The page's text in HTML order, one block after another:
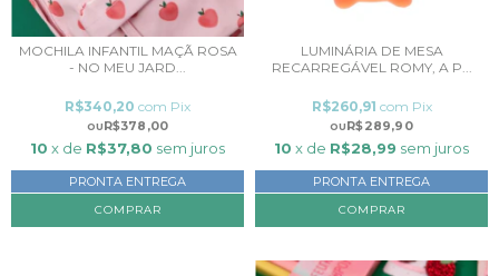
MOCHILA INFANTIL MAÇÃ ROSA
- NO MEU JARD...
R$378,00
R$340,20 com Pix
10 x de R$37,80 sem juros
PRONTA ENTREGA
LUMINÁRIA DE MESA
RECARREGÁVEL ROMY, A P...
R$289,90
R$260,91 com Pix
10 x de R$28,99 sem juros
PRONTA ENTREGA